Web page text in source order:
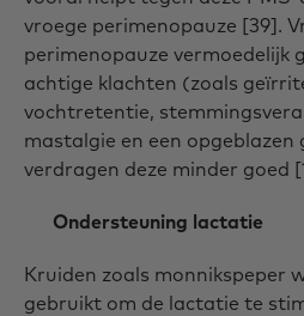
vroege perimenopauze [39].
perimenopauze vermoedelijk
achtige klachten (zoals
vochtretentie,
mastalgie en een opgeblazen
verdragen deze minder goed
Ondersteuning lactatie
Kruiden zoals monnikspeper
gebruikt om de lactatie te